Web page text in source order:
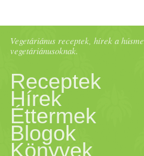
hozzáadjuk a
mézet
karikára
keménytojás
Vegetáriánus receptek, hírek a
vegetáriánusoknak.
Receptek
Hírek
Éttermek
Blogok
Könyvek